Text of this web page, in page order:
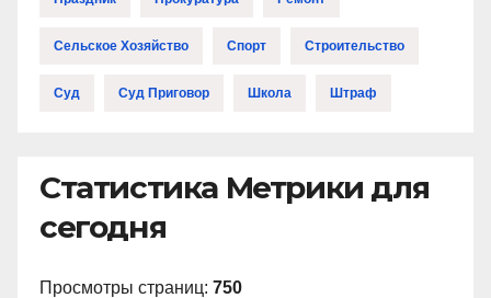
Сельское Хозяйство Спорт Строительство
Суд Суд Приговор Школа Штраф
Статистика Метрики для
сегодня
Просмотры страниц: 750